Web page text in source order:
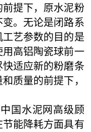
提下，原水泥粉
。无论是闭路系
艺参数的目的是
高铝陶瓷球前一
适应新的粉磨条
质量的前提下，
国水泥网高级顾
节能降耗方面具有